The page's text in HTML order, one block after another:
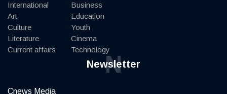
International
Art
Culture
Literature
Current affairs
Business
Education
Youth
Cinema
Technology
Newsletter
N
Cnews Media